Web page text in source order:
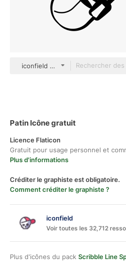
iconfield Others
Patin Icône gratuit
Licence Flaticon
Gratuit pour usage personnel et
Plus d'informations
Créditer le graphiste est obligatoire.
Comment créditer le graphiste ?
iconfield
Voir toutes les 32,712
Plus d'icônes du pack Scribble Line